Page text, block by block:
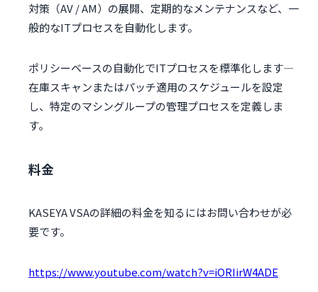
対策（AV / AM）の展開、定期的なメンテナンスなど、一
般的なITプロセスを自動化します。
ポリシーベースの自動化でITプロセスを標準化します—
在庫スキャンまたはパッチ適用のスケジュールを設定
し、特定のマシングループの管理プロセスを定義しま
す。
料金
KASEYA VSAの詳細の料金を知るにはお問い合わせが必
要です。
https://www.youtube.com/watch?v=iORIirW4ADE